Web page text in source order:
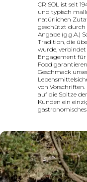
CRISOL ist seit
und typisch
natürlichen
geschützt durch
Angabe (g.g.A.)
Tradition, die
wurde,
Engagement für
Food
Geschmack
von
auf die Spitze
Kunden ein